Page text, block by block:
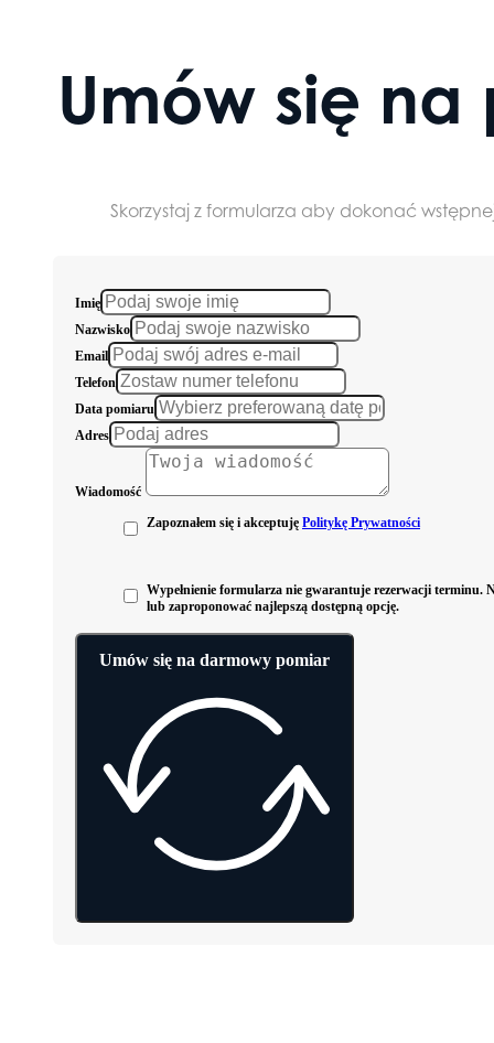
Umów się na
Skorzystaj z formularza aby dokonać
Imię
Nazwisko
Email
Telefon
Data pomiaru
Adres
Wiadomość
Zapoznałem się i akceptuję Politykę Prywatności
Wypełnienie formularza nie gwarantuje rezerwacji terminu.
lub zaproponować najlepszą dostępną opcję.
Umów się na darmowy pomiar